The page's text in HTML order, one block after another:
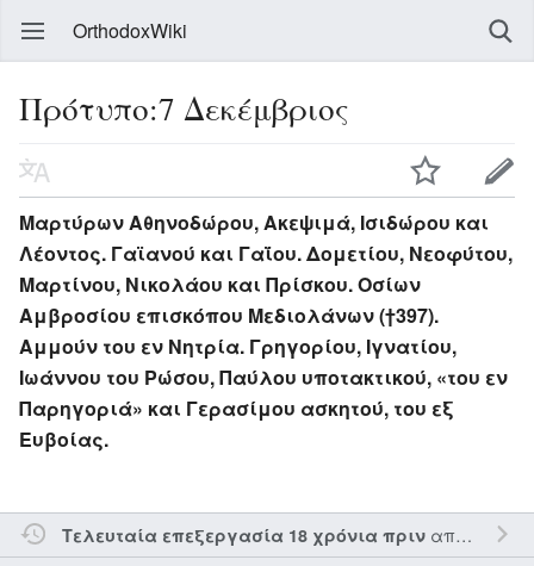
OrthodoxWiki
Πρότυπο:7 Δεκέμβριος
Μαρτύρων Αθηνοδώρου, Ακεψιμά, Ισιδώρου και
Λέοντος. Γαϊανού και Γαΐου. Δομετίου, Νεοφύτου,
Μαρτίνου, Νικολάου και Πρίσκου. Οσίων
Αμβροσίου επισκόπου Μεδιολάνων (†397).
Αμμούν του εν Νητρία. Γρηγορίου, Ιγνατίου,
Ιωάννου του Ρώσου, Παύλου υποτακτικού, «του εν
Παρηγοριά» και Γερασίμου ασκητού, του εξ
Ευβοίας.
Τελευταία επεξεργασία 18 χρόνια πριναπό τον την